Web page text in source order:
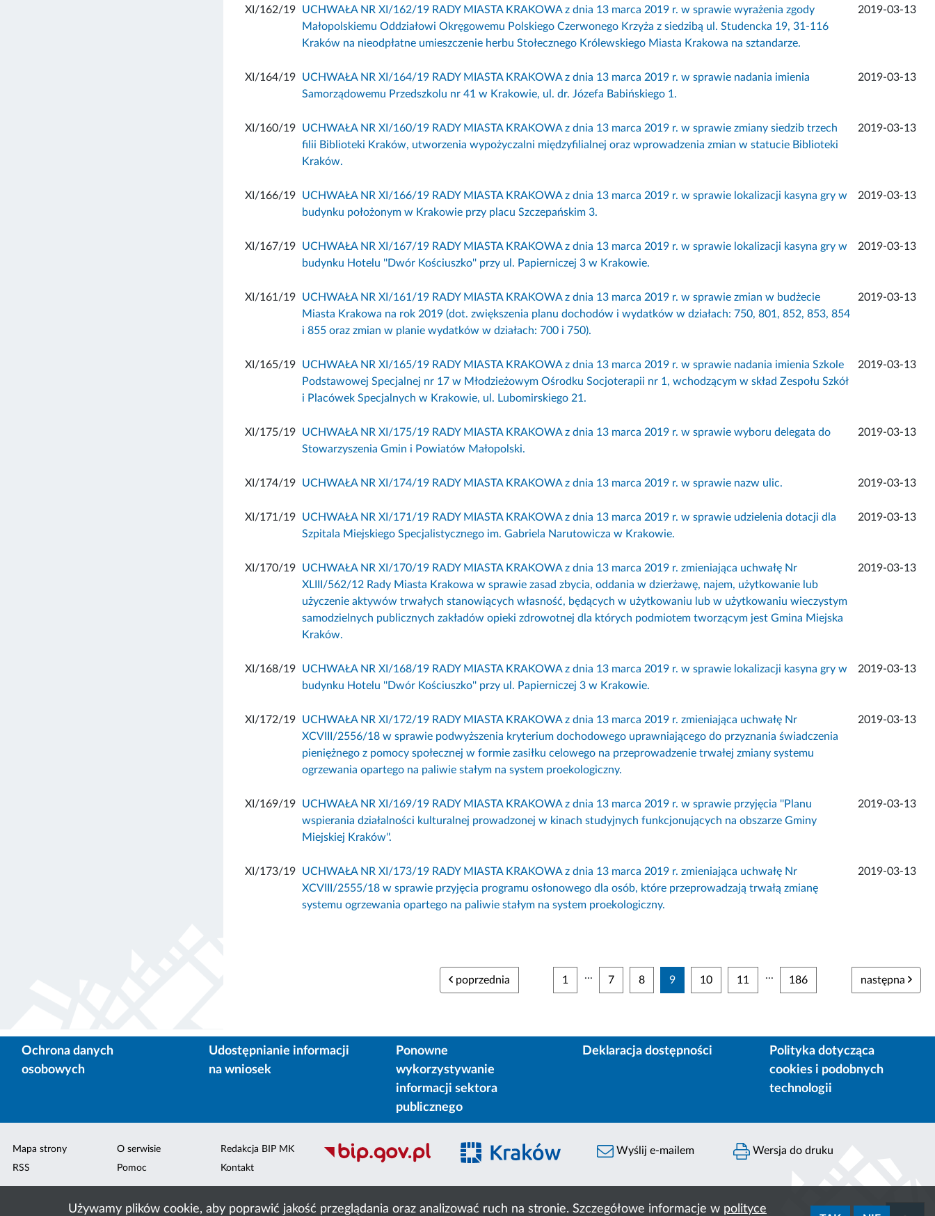
Używamy plików cookie, aby poprawić jakość przeglądania oraz analizować ruch na stronie. Szczegółowe informacje w polityce
XI/162/19
UCHWAŁA NR XI/162/19 RADY MIASTA KRAKOWA z dnia 13 marca 2019 r. w sprawie wyrażenia zgody
Małopolskiemu Oddziałowi Okręgowemu Polskiego Czerwonego Krzyża z siedzibą ul. Studencka 19, 31-116
Kraków na nieodpłatne umieszczenie herbu Stołecznego Królewskiego Miasta Krakowa na sztandarze.
2019-03-13
XI/164/19
UCHWAŁA NR XI/164/19 RADY MIASTA KRAKOWA z dnia 13 marca 2019 r. w sprawie nadania imienia
Samorządowemu Przedszkolu nr 41 w Krakowie, ul. dr. Józefa Babińskiego 1.
2019-03-13
XI/160/19
UCHWAŁA NR XI/160/19 RADY MIASTA KRAKOWA z dnia 13 marca 2019 r. w sprawie zmiany siedzib trzech
filii Biblioteki Kraków, utworzenia wypożyczalni międzyfilialnej oraz wprowadzenia zmian w statucie Biblioteki
Kraków.
2019-03-13
XI/166/19
UCHWAŁA NR XI/166/19 RADY MIASTA KRAKOWA z dnia 13 marca 2019 r. w sprawie lokalizacji kasyna gry w
budynku położonym w Krakowie przy placu Szczepańskim 3.
2019-03-13
XI/167/19
UCHWAŁA NR XI/167/19 RADY MIASTA KRAKOWA z dnia 13 marca 2019 r. w sprawie lokalizacji kasyna gry w
budynku Hotelu ''Dwór Kościuszko'' przy ul. Papierniczej 3 w Krakowie.
2019-03-13
XI/161/19
UCHWAŁA NR XI/161/19 RADY MIASTA KRAKOWA z dnia 13 marca 2019 r. w sprawie zmian w budżecie
Miasta Krakowa na rok 2019 (dot. zwiększenia planu dochodów i wydatków w działach: 750, 801, 852, 853, 854
i 855 oraz zmian w planie wydatków w działach: 700 i 750).
2019-03-13
XI/165/19
UCHWAŁA NR XI/165/19 RADY MIASTA KRAKOWA z dnia 13 marca 2019 r. w sprawie nadania imienia Szkole
Podstawowej Specjalnej nr 17 w Młodzieżowym Ośrodku Socjoterapii nr 1, wchodzącym w skład Zespołu Szkół
i Placówek Specjalnych w Krakowie, ul. Lubomirskiego 21.
2019-03-13
XI/175/19
UCHWAŁA NR XI/175/19 RADY MIASTA KRAKOWA z dnia 13 marca 2019 r. w sprawie wyboru delegata do
Stowarzyszenia Gmin i Powiatów Małopolski.
2019-03-13
XI/174/19 UCHWAŁA NR XI/174/19 RADY MIASTA KRAKOWA z dnia 13 marca 2019 r. w sprawie nazw ulic. 2019-03-13
XI/171/19
UCHWAŁA NR XI/171/19 RADY MIASTA KRAKOWA z dnia 13 marca 2019 r. w sprawie udzielenia dotacji dla
Szpitala Miejskiego Specjalistycznego im. Gabriela Narutowicza w Krakowie.
2019-03-13
XI/170/19
UCHWAŁA NR XI/170/19 RADY MIASTA KRAKOWA z dnia 13 marca 2019 r. zmieniająca uchwałę Nr
XLIII/562/12 Rady Miasta Krakowa w sprawie zasad zbycia, oddania w dzierżawę, najem, użytkowanie lub
użyczenie aktywów trwałych stanowiących własność, będących w użytkowaniu lub w użytkowaniu wieczystym
samodzielnych publicznych zakładów opieki zdrowotnej dla których podmiotem tworzącym jest Gmina Miejska
Kraków.
2019-03-13
XI/168/19
UCHWAŁA NR XI/168/19 RADY MIASTA KRAKOWA z dnia 13 marca 2019 r. w sprawie lokalizacji kasyna gry w
budynku Hotelu ''Dwór Kościuszko'' przy ul. Papierniczej 3 w Krakowie.
2019-03-13
XI/172/19
UCHWAŁA NR XI/172/19 RADY MIASTA KRAKOWA z dnia 13 marca 2019 r. zmieniająca uchwałę Nr
XCVIII/2556/18 w sprawie podwyższenia kryterium dochodowego uprawniającego do przyznania świadczenia
pieniężnego z pomocy społecznej w formie zasiłku celowego na przeprowadzenie trwałej zmiany systemu
ogrzewania opartego na paliwie stałym na system proekologiczny.
2019-03-13
XI/169/19
UCHWAŁA NR XI/169/19 RADY MIASTA KRAKOWA z dnia 13 marca 2019 r. w sprawie przyjęcia ''Planu
wspierania działalności kulturalnej prowadzonej w kinach studyjnych funkcjonujących na obszarze Gminy
Miejskiej Kraków''.
2019-03-13
XI/173/19
UCHWAŁA NR XI/173/19 RADY MIASTA KRAKOWA z dnia 13 marca 2019 r. zmieniająca uchwałę Nr
XCVIII/2555/18 w sprawie przyjęcia programu osłonowego dla osób, które przeprowadzają trwałą zmianę
systemu ogrzewania opartego na paliwie stałym na system proekologiczny.
2019-03-13
poprzednia 1 ... 7 8 9 10 11 ... 186 następna
Ochrona danych
osobowych
Udostępnianie informacji
na wniosek
Ponowne
wykorzystywanie
informacji sektora
publicznego
Deklaracja dostępności
Polityka dotycząca
cookies i podobnych
technologii
Mapa strony
RSS
O serwisie
Pomoc
Redakcja BIP MK
Kontakt
Wyślij e-mailem Wersja do druku